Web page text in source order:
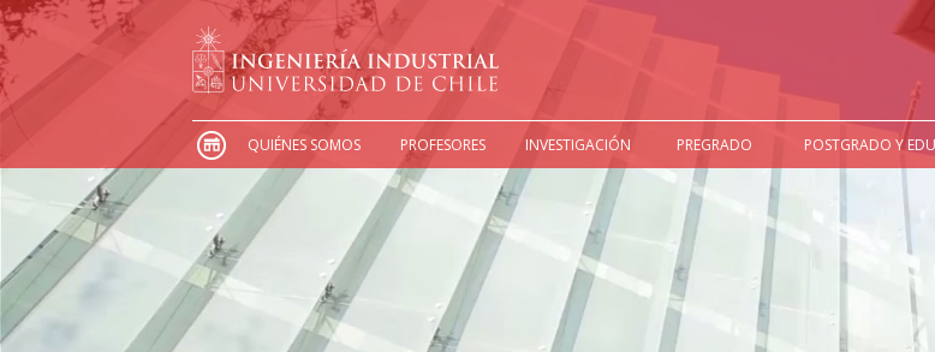
QUIÉNES SOMOS PROFESORES INVESTIGACIÓN PREGRADO POSTGRADO Y